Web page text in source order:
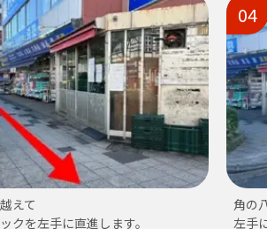
えて
クを左手に直進します。
04
角の
左手